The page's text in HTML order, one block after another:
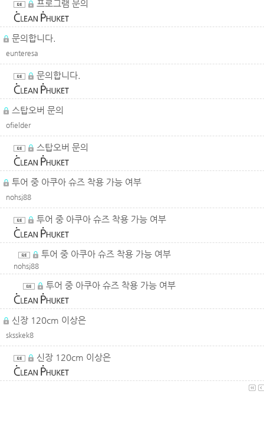
프로그램 문의
문의합니다.
eunteresa
문의합니다.
스탑오버 문의
ofielder
스탑오버 문의
투어 중 아쿠아 슈즈 착용 가능 여부
nohsj88
투어 중 아쿠아 슈즈 착용 가능 여부
투어 중 아쿠아 슈즈 착용 가능 여부
nohsj88
투어 중 아쿠아 슈즈 착용 가능 여부
신장 120cm 이상은
sksskek8
신장 120cm 이상은